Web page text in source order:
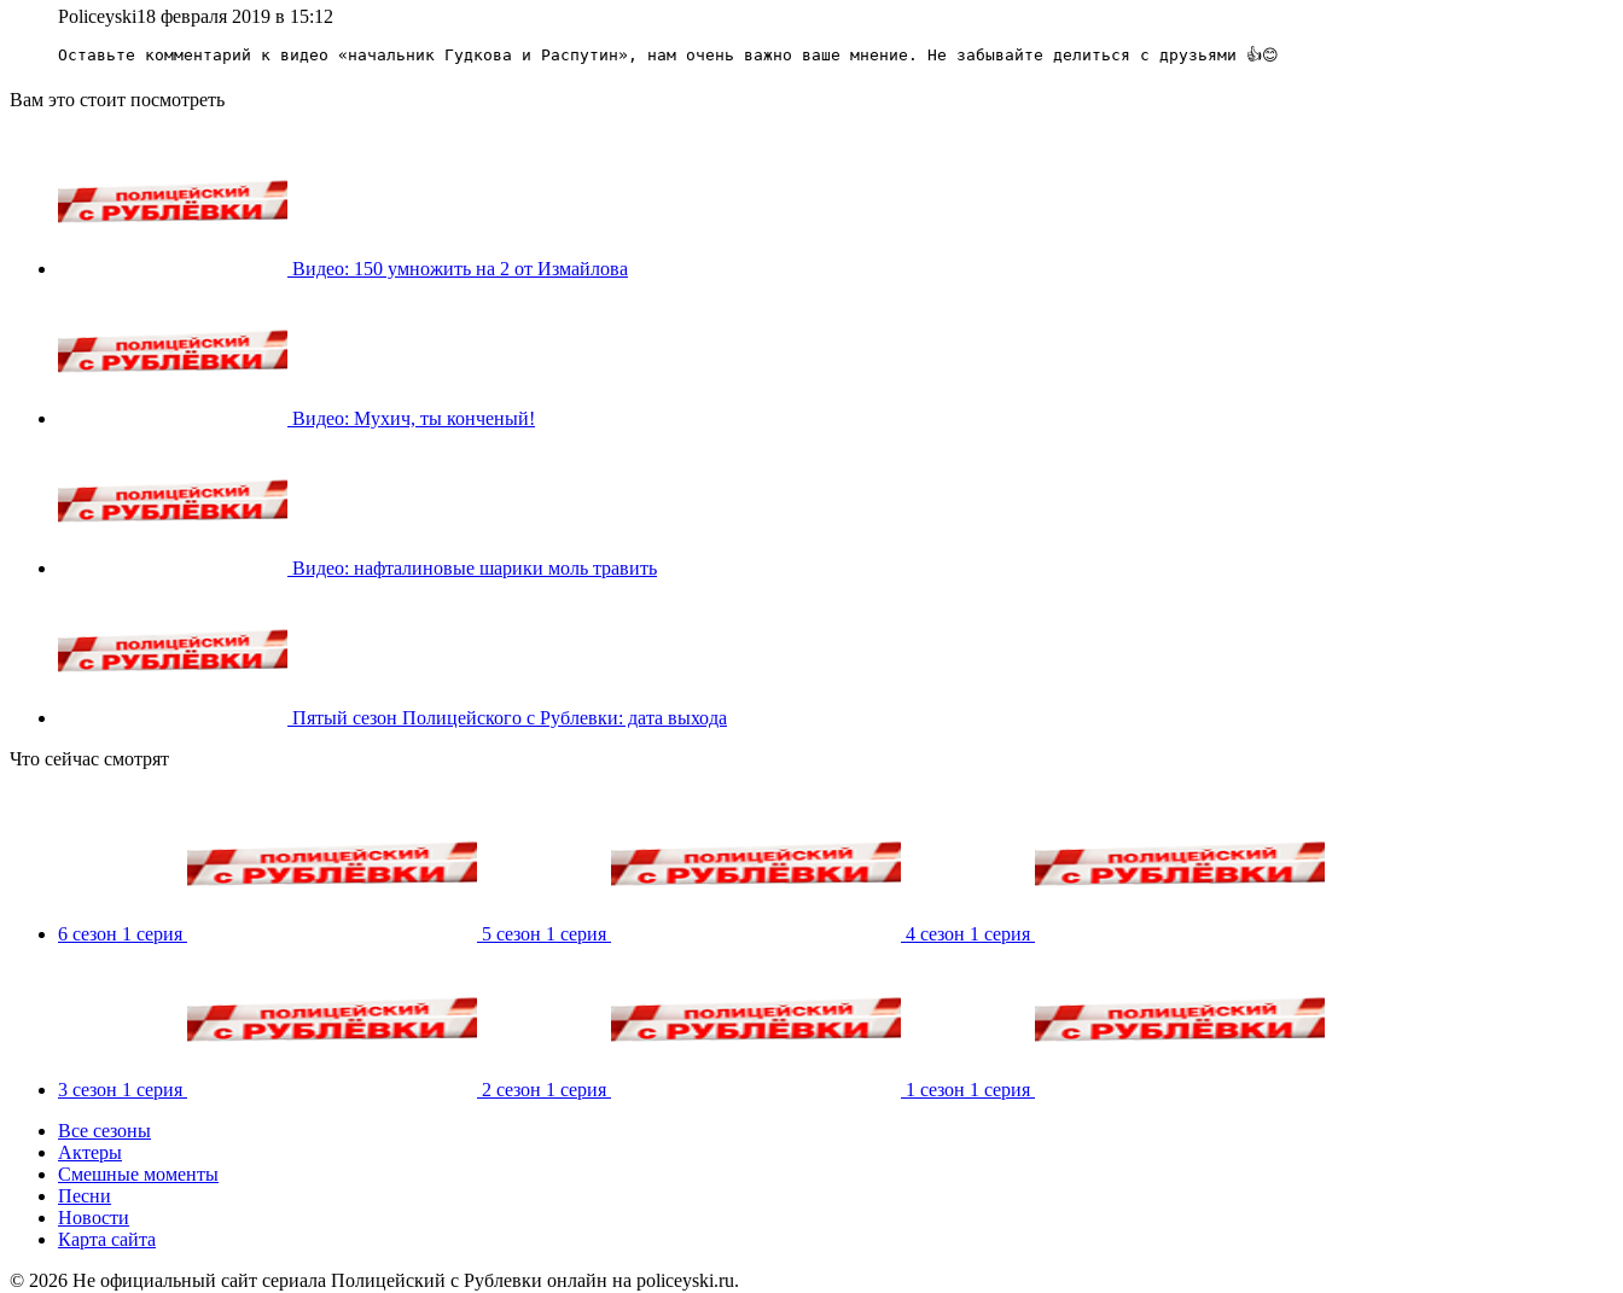
Policeyski18 февраля 2019 в 15:12
Оставьте комментарий к видео «начальник Гудкова и Распутин», нам очень важно ваше мнение. Не забывайте делиться с друзьями 👍😊
Вам это стоит посмотреть
Видео: 150 умножить на 2 от Измайлова
Видео: Мухич, ты конченый!
Видео: нафталиновые шарики моль травить
Пятый сезон Полицейского с Рублевки: дата выхода
Что сейчас смотрят
6 сезон 1 серия 5 сезон 1 серия 4 сезон 1 серия
3 сезон 1 серия 2 сезон 1 серия
1 сезон 1 серия
Все сезоны
Актеры
Смешные моменты
Песни
Новости
Карта сайта
© 2026 Не официальный сайт сериала Полицейский с Рублевки онлайн на policeyski.ru.